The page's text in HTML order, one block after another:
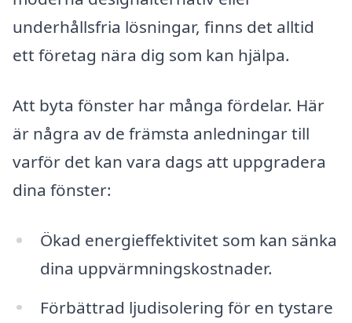
underhållsfria lösningar, finns det alltid
ett företag nära dig som kan hjälpa.
Att byta fönster har många fördelar. Här
är några av de främsta anledningar till
varför det kan vara dags att uppgradera
dina fönster:
Ökad energieffektivitet som kan sänka
dina uppvärmningskostnader.
Förbättrad ljudisolering för en tystare